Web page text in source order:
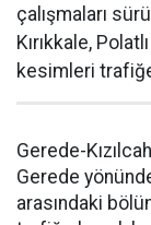
çalışmaları
Kırıkkale,
kesimleri
Gerede-
Gerede
arasındaki